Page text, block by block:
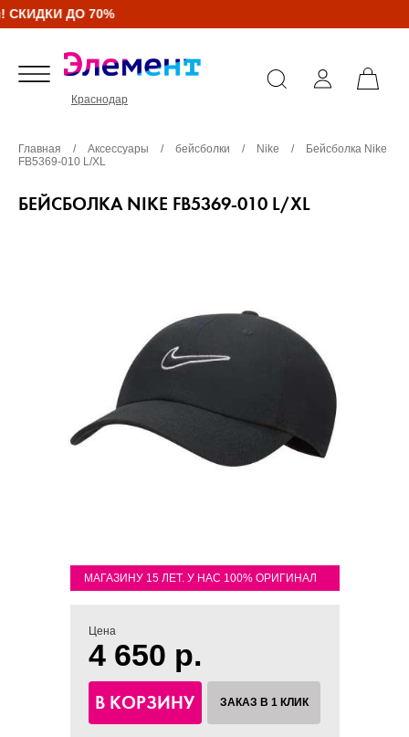
СКИДКИ ДО 70%
Краснодар
Главная / Аксессуары / бейсболки / Nike /
Бейсболка Nike
FB5369-010 L/XL
БЕЙСБОЛКА NIKE FB5369-010 L/XL
МАГАЗИНУ 15 ЛЕТ. У НАС 100% ОРИГИНАЛ
Цена
4 650 р.
В КОРЗИНУ ЗАКАЗ В 1 КЛИК